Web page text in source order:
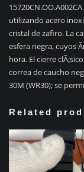
utilizando acero
cristal de zafiro. La
esfera negra, cuyos
hora. El cierre
correa de caucho
30M (WR30); se
Related